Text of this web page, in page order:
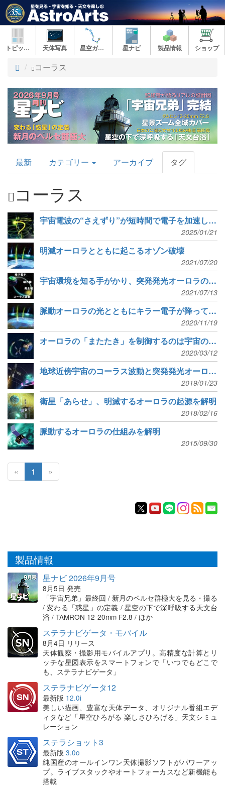
トピックス 天体写真 星空ガイド 星ナビ 製品情報 ショップ
ト
プ
コーラス
AstroArts
Topics
最新 カテゴリー アーカイブ タグ
コーラス
宇宙電波の“さえずり”が短時間で電子を加速した痕跡を発見
2025/01/21
明滅オーロラとともに起こるオゾン破壊
2021/07/20
宇宙環境を知る手がかり、突発発光オーロラの形状変化を再現
2021/07/13
脈動オーロラの光とともにキラー電子が降ってくる
2020/11/19
オーロラの「またたき」を制御するのは宇宙の「さえずり」
2020/03/12
地球近傍宇宙のコーラス波動と突発発光オーロラの同時観測に成功
2019/01/23
衛星「あらせ」、明滅するオーロラの起源を解明
2018/02/16
脈動するオーロラの仕組みを解明
2015/09/30
« 1 »
製品情報
星ナビ 2026年9月号
8月5日 発売
「宇宙兄弟」最終回 / 新月のペルセ群極大を見る・撮る
/ 変わる「惑星」の定義 / 星空の下で深呼吸する天文台
浴 / TAMRON 12-20mm F2.8 / ほか
ステラナビゲータ・モバイル
8月4日 リリース
天体観察・撮影用モバイルアプリ。高精度な計算とリ
ッチな星図表示をスマートフォンで「いつでもどこで
も、ステラナビゲータ」
ステラナビゲータ12
最新版 12.0i
美しい描画、豊富な天体データ、オリジナル番組エデ
ィタなど「星空ひろがる 楽しさひろげる」天文シミュ
レーション
ステラショット3
最新版 3.0o
純国産のオールインワン天体撮影ソフトがパワーアッ
プ。ライブスタックやオートフォーカスなど新機能も
搭載